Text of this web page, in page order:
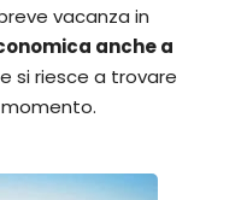
vacanza in
anche a
si riesce a trovare